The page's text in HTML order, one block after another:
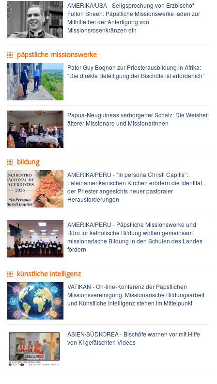
AMERIKA/USA - Seligsprechung von Erzbischof
Fulton Sheen: Päpstliche Missionswerke laden zur
Mithilfe bei der Anfertigung von
Missionsrosenkränzen ein
päpstliche missionswerke
Pater Guy Bognon zur Priesterausbildung in Afrika:
“Die direkte Beteiligung der Bischöfe ist erforderlich”
Papua-Neuguineas verborgener Schatz: Die Weisheit
älterer Missionare und Missionarinnen
bildung
AMERIKA/PERU - “In persona Christi Capitis”:
Lateinamerikanischen Kirchen erörtern die Identität
der Priester angesichts neuer pastoraler
Herausforderungen
AMERIKA/PERU - Päpstliche Missionswerke und
Büro für katholische Bildung wollen gemeinsam
missionarische Bildung in den Schulen des Landes
fördern
künstliche intelligenz
VATIKAN - On-line-Konferenz der Päpstlichen
Missionsvereinigung: Missionarische Bildungsarbeit
und Künstliche Intelligenz stehen im Mittelpunkt
ASIEN/SÜDKOREA - Bischöfe warnen vor mit Hilfe
von KI gefälschten Videos